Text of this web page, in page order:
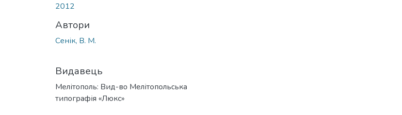
2012
Автори
Сенік, В. М.
Видавець
Мелітополь: Вид-во Мелітопольська
типографія «Люкс»